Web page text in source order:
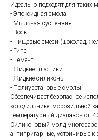
Идеально подходят для таких
- Эпоксидная смола
- Мыльная суспензия
- Воск
- Пищевые смеси (шоколад,
- Гипс
- Цемент
- Жидкие пластики
- Жидкие силиконы
- Полиуретановые смолы
Обеспечивает безопасное
холодильнике, морозильной
Температурный диапазон от -
Силиконовый молд
антипригарные, устойчивые к